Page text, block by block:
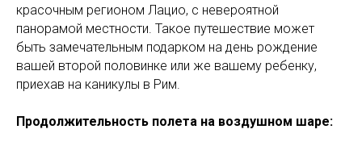
красочным регионом Лацио, с невероятной
панорамой местности. Такое путешествие может
быть замечательным подарком на день рождение
вашей второй половинке или же вашему ребенку,
приехав на каникулы в Рим.
Продолжительность полета на воздушном шаре: